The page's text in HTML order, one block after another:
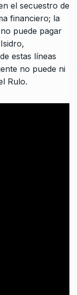
el secuestro de
financiero; la
puede pagar
estas líneas
no puede ni
Rulo.